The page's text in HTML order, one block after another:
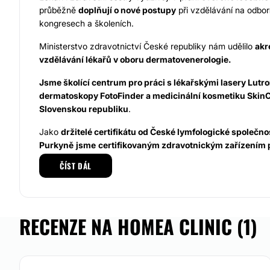
průběžně doplňují o nové postupy při vzdělávání na
kongresech a školeních.
Ministerstvo zdravotnictví České republiky nám udělilo
vzdělávání lékařů v oboru dermatovenerologie.
Jsme školící centrum pro práci s lékařskými lasery
dermatoskopy FotoFinder a medicinální kosmetiku
Slovenskou republiku.
Jako držitelé certifikátu od České lymfologické
Purkyně jsme certifikovaným zdravotnickým zařízením
lymfodrenáží.
Zakládáme si na profesionálním a individuálním přístupu ke
stálerozvíjí do dalších specializovaných a samostatných
Nyní je klinika komplexním diagnostickým a léčebným
ČÍST DÁL
RECENZE NA HOMEA CLINIC (1)